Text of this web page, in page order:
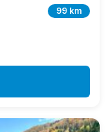
99 km